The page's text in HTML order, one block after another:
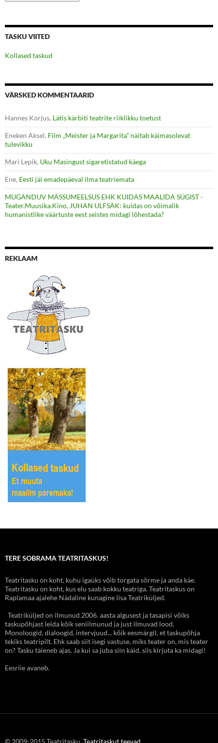
TASKU VIITED
Kollased taskud
VÄRSKED KOMMENTAARID
Hannes Korjus, Lätis kärbiti teatrite riiklikku toetust
Eneken Aksel, Film „Meister ja Margarita” näitab käimasolevat
tulevikku
Mari Lepik, Uku Masingust sigaretistatud käega
Ene, Eesti jäi emadepäeval ilma teatriemata
MUGANDUV MÄSSUMEELSUS EHK KUIDAS MAALIDA SÜGIST -
Teater.Muusika.Kino, JUHAN ULFSAK: kuidas on võimalik
humanistlike väärtuste eest seistes midagi lõhestada?
REKLAAM
TERE SOBRAMA TEATRITASKUS!
Teatritasku on koht, kuhu igaüks võib torgata sõrme ja anda käe.
Teatritasku on koht, kus elu saab kokku teatriga. Teatritaskus on
Raplamaa ajalehe Nädaline kunagine lisa Teatriküljed.
Teatriküljed on ilmunud 2006. aasta algusest ja tasapisi võiks
taskupõhjast leida kõik seniilmunud ja just ilmuvad lood.
Monoloogid, dialoogid, intervjuud... kõik eesmärgil, et taskupõhja
tekiks teatripilt. Ehk saab siit isegi vastuse, miks teater on, mis teater
on? Tasku täieneb ajas. Ja kui sa juba siin käid, siis kirjuta ka midagi!
Eesriie avaneb.
© 2009-2015 Teatritasku. Teatritaskut teevad